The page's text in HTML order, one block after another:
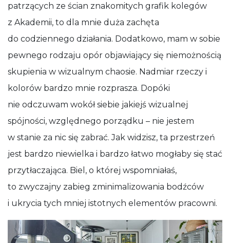
patrzących ze ścian znakomitych grafik kolegów
z Akademii, to dla mnie duża zachęta
do codziennego działania. Dodatkowo, mam w sobie
pewnego rodzaju opór objawiający się niemożnością
skupienia w wizualnym chaosie. Nadmiar rzeczy i
kolorów bardzo mnie rozprasza. Dopóki
nie odczuwam wokół siebie jakiejś wizualnej
spójności, względnego porządku – nie jestem
w stanie za nic się zabrać. Jak widzisz, ta przestrzeń
jest bardzo niewielka i bardzo łatwo mogłaby się stać
przytłaczająca. Biel, o której wspomniałaś,
to zwyczajny zabieg zminimalizowania bodźców
i ukrycia tych mniej istotnych elementów pracowni.